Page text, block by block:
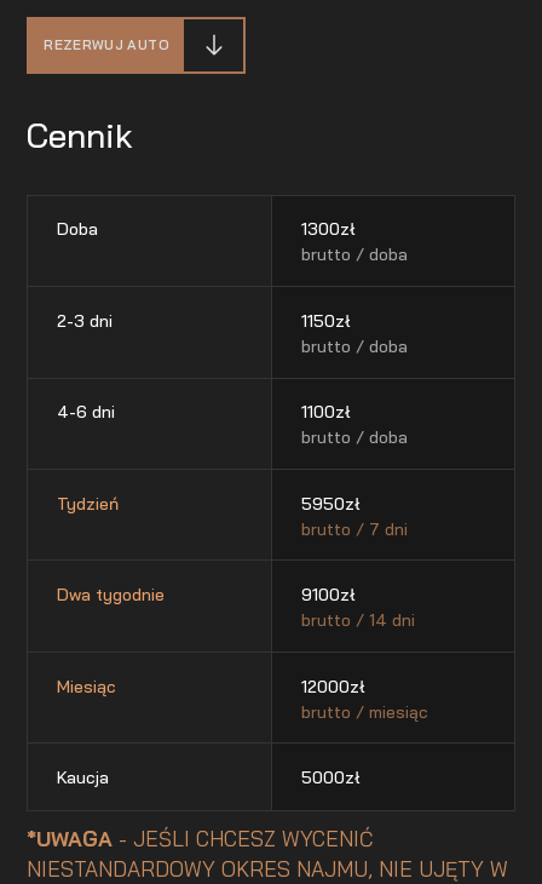
REZERWUJ AUTO
Cennik
Doba 1300zł
brutto / doba
2-3 dni 1150zł
brutto / doba
4-6 dni 1100zł
brutto / doba
Tydzień 5950zł
brutto / 7 dni
Dwa tygodnie 9100zł
brutto / 14 dni
Miesiąc 12000zł
brutto / miesiąc
Kaucja 5000zł
*UWAGA - JEŚLI CHCESZ WYCENIĆ
NIESTANDARDOWY OKRES NAJMU, NIE UJĘTY W